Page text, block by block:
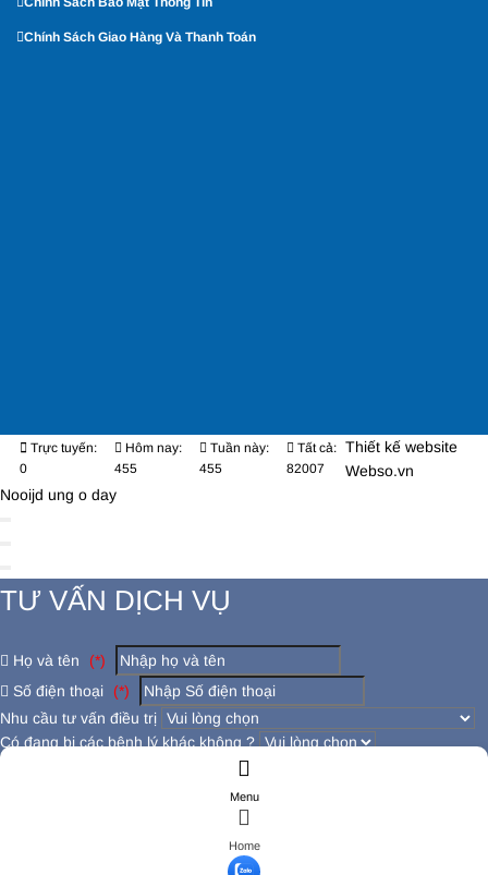
Chính Sách Giao Hàng Và Thanh Toán
Trực tuyến:
0
Hôm nay:
455
Tuần này:
455
Tất cả:
82007
Thiết kế website
Webso.vn
Menu
Home
Nooijd ung o day
TƯ VẤN DỊCH VỤ
Họ và tên
(*)
Số điện thoại
(*)
Nhu cầu tư vấn điều trị
Có đang bị các bệnh lý khác không ?